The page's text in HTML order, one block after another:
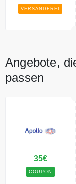
VERSANDFREI
Angebote,
passen
35€
COUPON